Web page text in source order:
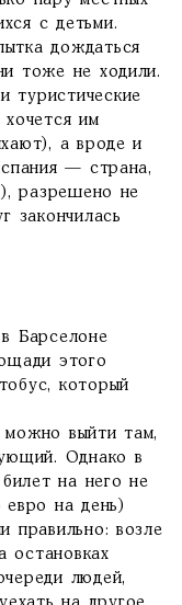
с детьми.
дождаться
тоже не ходили.
туристические
им
а вроде и
— страна,
разрешено не
закончилась
Барселоне
этого
который
можно выйти там,
Однако в
на него не
евро на день)
правильно: возле
остановках
людей,